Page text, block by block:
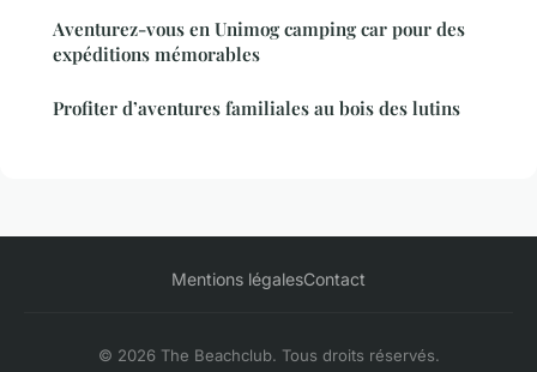
Aventurez-vous en Unimog camping car pour des
expéditions mémorables
Profiter d’aventures familiales au bois des lutins
Mentions légalesContact
© 2026 The Beachclub. Tous droits réservés.